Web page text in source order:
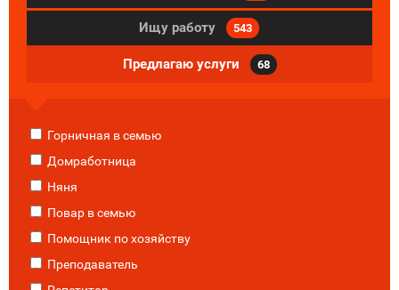
Ищу работу 543
Предлагаю услуги 68
Горничная в семью
Домработница
Няня
Повар в семью
Помощник по хозяйству
Преподаватель